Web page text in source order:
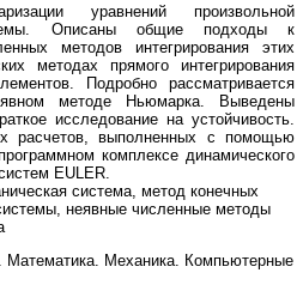
уравнений произвольной
Описаны общие подходы к
методов интегрирования этих
методах прямого интегрирования
Подробно рассматривается
методе Ньюмарка. Выведены
исследование на устойчивость.
расчетов, выполненных с помощью
комплексе динамического
EULER.
система, метод конечных
неявные численные методы
Математика. Механика. Компьютерные